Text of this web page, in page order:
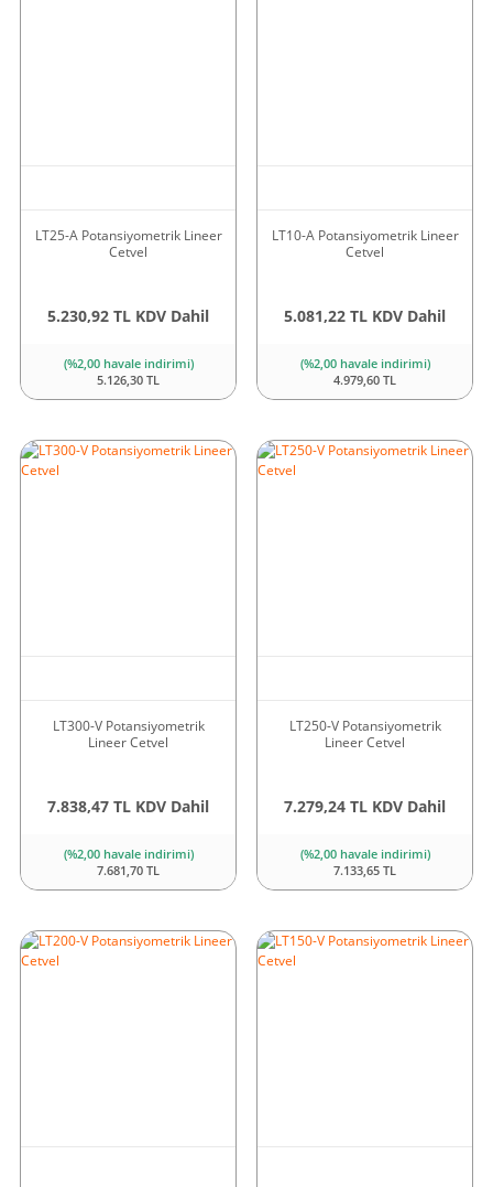
LT25-A Potansiyometrik Lineer
Cetvel
5.230,92 TL KDV Dahil
(%2,00 havale indirimi)
5.126,30 TL
LT10-A Potansiyometrik Lineer
Cetvel
5.081,22 TL KDV Dahil
(%2,00 havale indirimi)
4.979,60 TL
LT300-V Potansiyometrik
Lineer Cetvel
7.838,47 TL KDV Dahil
(%2,00 havale indirimi)
7.681,70 TL
LT250-V Potansiyometrik
Lineer Cetvel
7.279,24 TL KDV Dahil
(%2,00 havale indirimi)
7.133,65 TL